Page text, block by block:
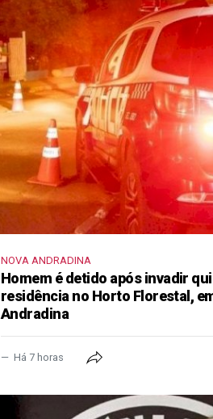
NOVA ANDRADINA
Homem é detido após invadir
residência no Horto Florestal,
Andradina
Há 7 horas